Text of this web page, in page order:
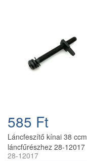
585 Ft
Láncfeszítő kínai 38 ccm
láncfűrészhez 28-12017
28-12017